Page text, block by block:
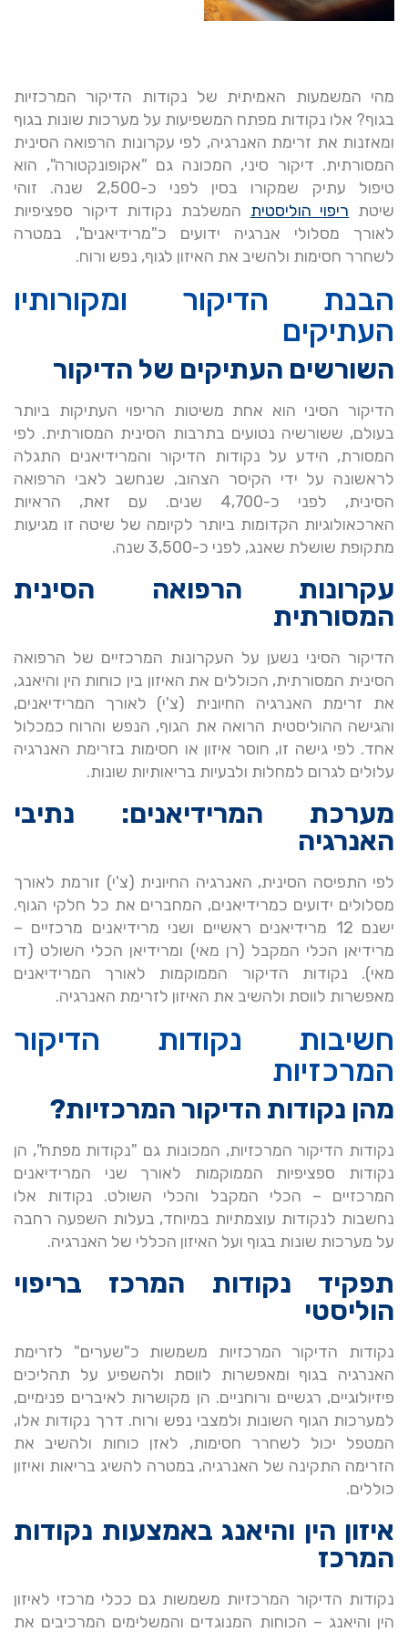
מהי המשמעות האמיתית של נקודות הדיקור המרכזיות
בגוף? אלו נקודות מפתח המשפיעות על מערכות שונות בגוף
ומאזנות את זרימת האנרגיה, לפי עקרונות הרפואה הסינית
המסורתית. דיקור סיני, המכונה גם "אקופונקטורה", הוא
טיפול עתיק שמקורו בסין לפני כ-2,500 שנה. זוהי
שיטת ריפוי הוליסטית המשלבת נקודות דיקור ספציפיות
לאורך מסלולי אנרגיה ידועים כ"מרידיאנים", במטרה
לשחרר חסימות ולהשיב את האיזון לגוף, נפש ורוח.
הבנת הדיקור ומקורותיו
העתיקים
השורשים העתיקים של הדיקור
הדיקור הסיני הוא אחת משיטות הריפוי העתיקות ביותר
בעולם, ששורשיה נטועים בתרבות הסינית המסורתית. לפי
המסורת, הידע על נקודות הדיקור והמרידיאנים התגלה
לראשונה על ידי הקיסר הצהוב, שנחשב לאבי הרפואה
הסינית, לפני כ-4,700 שנים. עם זאת, הראיות
הארכאולוגיות הקדומות ביותר לקיומה של שיטה זו מגיעות
מתקופת שושלת שאנג, לפני כ-3,500 שנה.
עקרונות הרפואה הסינית
המסורתית
הדיקור הסיני נשען על העקרונות המרכזיים של הרפואה
הסינית המסורתית, הכוללים את האיזון בין כוחות הין והיאנג,
את זרימת האנרגיה החיונית (צ'י) לאורך המרידיאנים,
והגישה ההוליסטית הרואה את הגוף, הנפש והרוח כמכלול
אחד. לפי גישה זו, חוסר איזון או חסימות בזרימת האנרגיה
עלולים לגרום למחלות ולבעיות בריאותיות שונות.
מערכת המרידיאנים: נתיבי
האנרגיה
לפי התפיסה הסינית, האנרגיה החיונית (צ'י) זורמת לאורך
מסלולים ידועים כמרידיאנים, המחברים את כל חלקי הגוף.
ישנם 12 מרידיאנים ראשיים ושני מרידיאנים מרכזיים –
מרידיאן הכלי המקבל (רן מאי) ומרידיאן הכלי השולט (דו
מאי). נקודות הדיקור הממוקמות לאורך המרידיאנים
מאפשרות לווסת ולהשיב את האיזון לזרימת האנרגיה.
חשיבות נקודות הדיקור
המרכזיות
מהן נקודות הדיקור המרכזיות?
נקודות הדיקור המרכזיות, המכונות גם "נקודות מפתח", הן
נקודות ספציפיות הממוקמות לאורך שני המרידיאנים
המרכזיים – הכלי המקבל והכלי השולט. נקודות אלו
נחשבות לנקודות עוצמתיות במיוחד, בעלות השפעה רחבה
על מערכות שונות בגוף ועל האיזון הכללי של האנרגיה.
תפקיד נקודות המרכז בריפוי
הוליסטי
נקודות הדיקור המרכזיות משמשות כ"שערים" לזרימת
האנרגיה בגוף ומאפשרות לווסת ולהשפיע על תהליכים
פיזיולוגיים, רגשיים ורוחניים. הן מקושרות לאיברים פנימיים,
למערכות הגוף השונות ולמצבי נפש ורוח. דרך נקודות אלו,
המטפל יכול לשחרר חסימות, לאזן כוחות ולהשיב את
הזרימה התקינה של האנרגיה, במטרה להשיג בריאות ואיזון
כוללים.
איזון הין והיאנג באמצעות נקודות
המרכז
נקודות הדיקור המרכזיות משמשות גם ככלי מרכזי לאיזון
הין והיאנג – הכוחות המנוגדים והמשלימים המרכיבים את